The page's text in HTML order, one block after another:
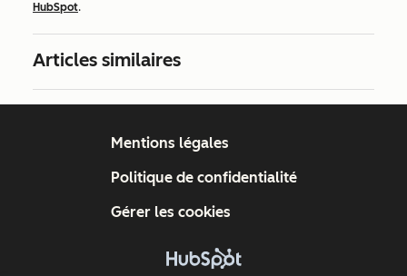
HubSpot.
Articles similaires
Mentions légales
Politique de confidentialité
Gérer les cookies